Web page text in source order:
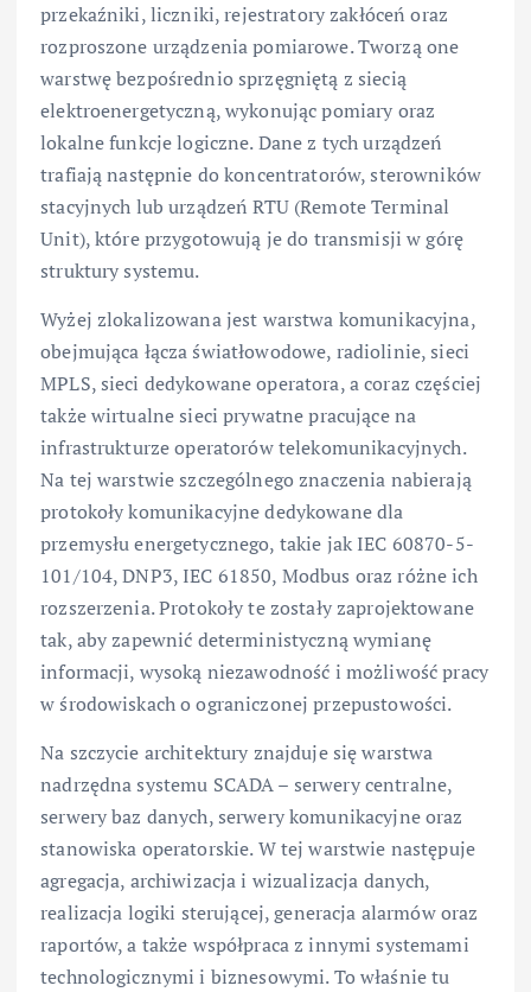
przekaźniki, liczniki, rejestratory zakłóceń oraz
rozproszone urządzenia pomiarowe. Tworzą one
warstwę bezpośrednio sprzęgniętą z siecią
elektroenergetyczną, wykonując pomiary oraz
lokalne funkcje logiczne. Dane z tych urządzeń
trafiają następnie do koncentratorów, sterowników
stacyjnych lub urządzeń RTU (Remote Terminal
Unit), które przygotowują je do transmisji w górę
struktury systemu.
Wyżej zlokalizowana jest warstwa komunikacyjna,
obejmująca łącza światłowodowe, radiolinie, sieci
MPLS, sieci dedykowane operatora, a coraz częściej
także wirtualne sieci prywatne pracujące na
infrastrukturze operatorów telekomunikacyjnych.
Na tej warstwie szczególnego znaczenia nabierają
protokoły komunikacyjne dedykowane dla
przemysłu energetycznego, takie jak IEC 60870-5-
101/104, DNP3, IEC 61850, Modbus oraz różne ich
rozszerzenia. Protokoły te zostały zaprojektowane
tak, aby zapewnić deterministyczną wymianę
informacji, wysoką niezawodność i możliwość pracy
w środowiskach o ograniczonej przepustowości.
Na szczycie architektury znajduje się warstwa
nadrzędna systemu SCADA – serwery centralne,
serwery baz danych, serwery komunikacyjne oraz
stanowiska operatorskie. W tej warstwie następuje
agregacja, archiwizacja i wizualizacja danych,
realizacja logiki sterującej, generacja alarmów oraz
raportów, a także współpraca z innymi systemami
technologicznymi i biznesowymi. To właśnie tu